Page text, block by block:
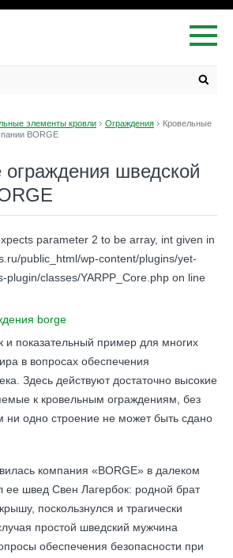
элементы кровли Ограждения
Кровельные
BORGE
шведской
parameter 2 to be array, int given in
public_html/wp-content/plugins/yet-
plugin/classes/YARPP_Core.php on line
и показательный пример для многих
в вопросах обеспечения
Здесь действуют достаточно высокие
к кровельным ограждениям, без
ни одно строение не может быть сдано
компания «BORGE» в далеком
ее швед Свен Лагербок: родной брат
поскользнулся и трагически
простой шведский мужчина
обеспечения безопасности при